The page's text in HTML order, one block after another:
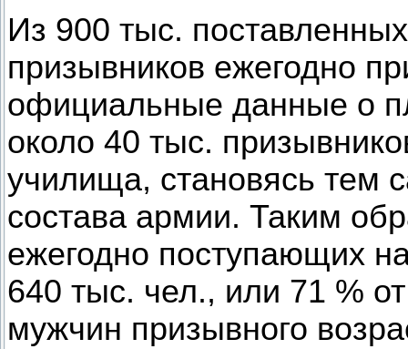
Из 900 тыс.
призывников ежегодно
официальные данные о
около 40 тыс.
училища, становясь тем
состава армии. Таким
ежегодно поступающих
640 тыс. чел., или 71 %
мужчин призывного